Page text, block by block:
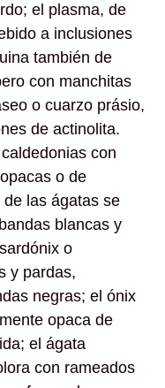
el plasma, de
a inclusiones
también de
con manchitas
o cuarzo prásio,
de actinolita.
con
o de
las ágatas se
blancas y
o
y pardas,
negras; el ónix
opaca de
el ágata
con rameados